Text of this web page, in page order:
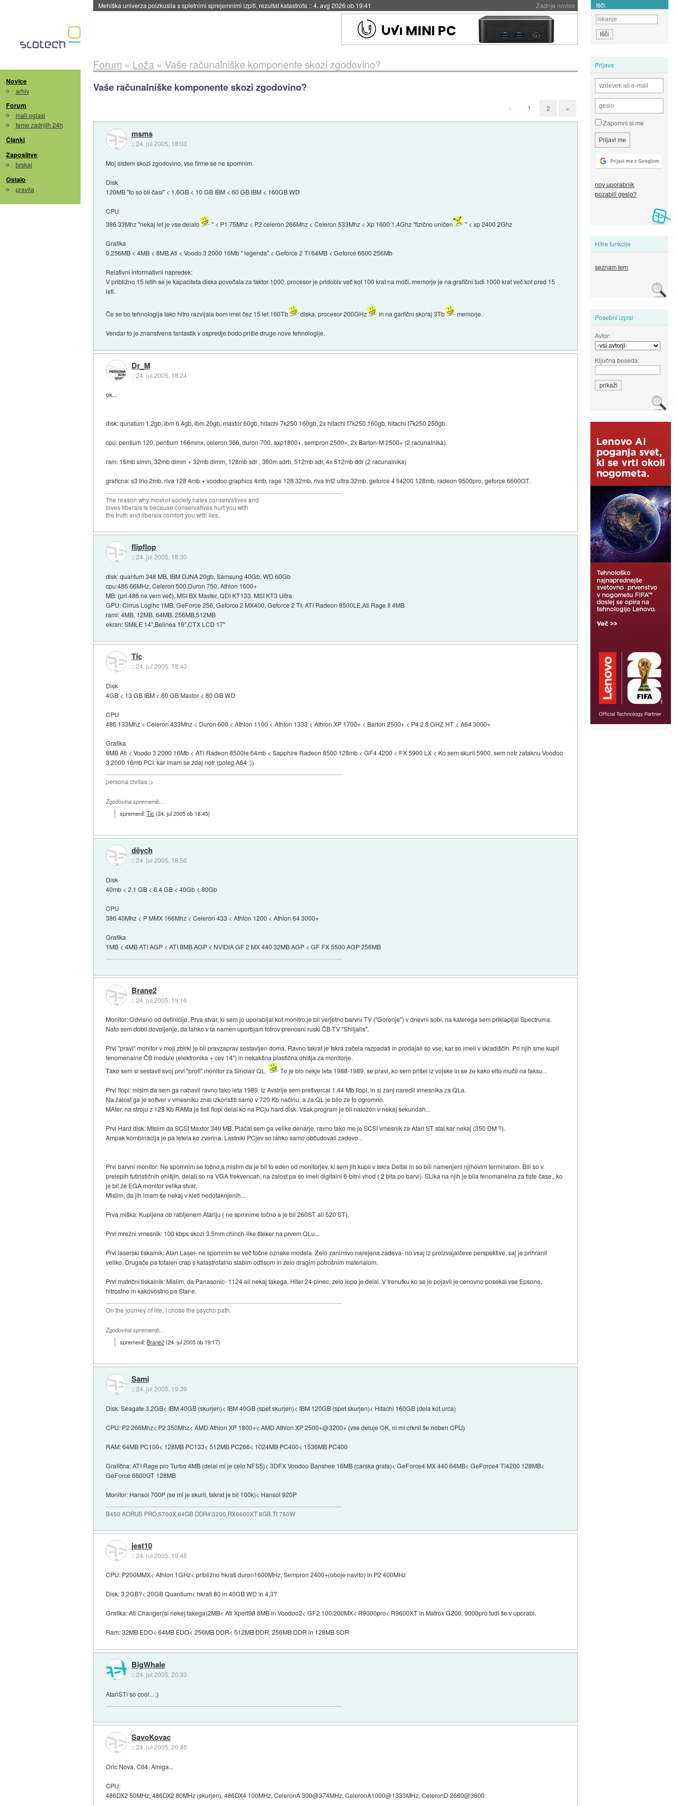
Zadnje novice
Evropska vesoljska agencija razvija svojo raketo za večkratno uporabo::4. avg 2026 ob 19:41 Išči:
Novice
arhiv
Forum
mali oglasi
teme zadnjih 24h
Članki
Zaposlitve
brskaj
Ostalo
pravila
Prijava
Zapomni si me
nov uporabnik
pozabili geslo?
Hitre funkcije
seznam tem
Posebni izpisi
Avtor:
Ključna beseda:
Forum » Loža» Vaše računalniške komponente skozi zgodovino?
Vaše računalniške komponente skozi zgodovino?
« 1 2 »
msms
::24. jul 2005, 18:03
Moj sistem skozi zgodovino, vse firme se ne spomnim.
Disk
120MB "to so bli časi" < 1,6GB < 10 GB IBM < 60 GB IBM < 160GB WD
CPU
386 33Mhz "nekaj let je vse delalo
" < P1 75Mhz < P2 celeron 266Mhz < Celeron 533Mhz < Xp 1600 1,4Ghz "fizično uničen " < xp 2400 2Ghz
Grafika
0,256MB < 4MB < 8MB Ati < Voodo 3 2000 16Mb " legenda" < Geforce 2 TI 64MB < Geforce 6600 256Mb
Relativni informativni napredek:
V približno 15 letih se je kapaciteta diska povečala za faktor 1000, procesor je pridobiv več kot 100 krat na moči, memorje je na grafični tudi 1000 krat več kot pred 15
leti.
Če se bo tehnologija tako hitro razvijala bom imel čez 15 let 160Tb diska, procesor 200GHz in na garfični skoraj 3Tb memorje.
Vendar to je znanstvena fantastik v ospredje bodo prišle druge nove tehnologije.
Dr_M
::24. jul 2005, 18:24
ok...
disk: qunatum 1.2gb, ibm 6.4gb, ibm 20gb, maxtor 60gb, hitachi 7k250 160gb, 2x hitachi t7k250 160gb, hitachi t7k250 250gb.
cpu: pentium 120, pentium 166mmx, celeron 366, duron 700, axp1800+, sempron 2500+, 2x Barton-M 2500+ (2 racunalnika).
ram: 16mb simm, 32mb dimm + 32mb dimm, 128mb sdr , 360m sdrb, 512mb sdr, 4x 512mb ddr (2 racunalnika)
graficna: s3 trio 2mb, riva 128 4mb + voodoo graphics 4mb, rage 128 32mb, riva tnt2 ultra 32mb, geforce 4 ti4200 128mb, radeon 9500pro, geforce 6600GT.
The reason why most of society hates conservatives and
loves liberals is because conservatives hurt you with
the truth and liberals comfort you with lies.
flipflop
::24. jul 2005, 18:30
disk: quantum 348 MB, IBM DJNA 20gb, Samsung 40Gb, WD 60Gb
cpu:486 66MHz, Celeron 500,Duron 750, Athlon 1600+
MB: (pri 486 ne vem več), MSI BX Master, QDI KT133, MSI KT3 Ultra
GPU: Cirrus Logihc 1MB, GeForce 256, Geforce 2 MX400, Geforce 2 TI, ATI Radeon 8500LE,Ati Rage II 4MB
rami: 4MB, 12MB, 64MB, 256MB,512MB
ekran: SMILE 14",Belinea 19",CTX LCD 17"
Tic
::24. jul 2005, 18:43
Disk
4GB < 13 GB IBM < 80 GB Maxtor < 80 GB WD
CPU
486 133Mhz < Celeron 433Mhz < Duron 600 < Athlon 1100 < Athlon 1333 < Athlon XP 1700+ < Barton 2500+ < P4 2.8 GHZ HT < A64 3000+
Grafika
8MB Ati < Voodo 3 2000 16Mb < ATi Radeon 8500le 64mb < Sapphire Radeon 8500 128mb < GF4 4200 < FX 5900 LX < Ko sem skuril 5900, sem notr zataknu Voodoo
3 2000 16mb PCI, kar imam se zdaj notr (poleg A64 :))
persona civitas ;>
Zgodovina sprememb…
spremenil:Tic(24. jul 2005 ob 18:45)
dëych
::24. jul 2005, 18:56
Disk
40mb < 2.1 GB < 6.4 GB < 40Gb < 80Gb
CPU
386 40Mhz < P MMX 166Mhz < Celeron 433 < Athlon 1200 < Athlon 64 3000+
Grafika
1MB < 4MB ATI AGP < ATI 8MB AGP < NVIDIA GF 2 MX 440 32MB AGP < GF FX 5500 AGP 256MB
Brane2
::24. jul 2005, 19:16
Monitor: Odvisno od definicije. Prva stvar, ki sem jo uporabljal kot monitro,je bil verjetno barvni TV ("Gorenje") v dnevni sobi, na katerega sem priklapljal Spectruma.
Nato sem dobil dovoljenje, da lahko v ta namen uporbjam fotrov prenosni ruski ČB TV "Shiljalis".
Prvi "pravi" monitor v moji zbirki je bil pravzaprav sestavljen doma. Ravno takrat je Iskra začela razpadati in prodajali so vse, kar so imeli v skladiščih. Pri njih sme kupil
fenomenalne ČB module (elektronika + cev 14") in nekakšna plastična ohišja za monitorje.
Tako sem si sestavil svoj prvi "profi" monitor za Sinclair QL.
To je blo nekje leta 1988-1989, se pravi, ko sem prišel iz vojske in se že kako elto mučil na faksu...
Prvi flopi: mislm da sem ga nabavil ravno tako leta 1989. Iz Avstrije sem prešvercal 1.44 Mb flopi, in si zanj naredil vmesnika za QLa.
Na žalost ga je softver v vmesniku znal izkoristiti samo v 720 Kb načinu, a za QL je bilo že to ogromno.
MAter, na stroju z 128 Kb RAMa je tisti flopi delal ko na PCju hard disk. Vsak program je bil naložen v nekaj sekundah...
Prvi Hard disk: MIslim da SCSI Maxtor 340 MB. Plačal sem ga velike denarje, ravno tako me je SCSI vmesnik za Atari ST stal kar nekaj (350 DM ?).
Ampak kombinacija je pa letela ko zverina. Lastniki PCjev so lahko samo občudovali zadevo...
Prvi barvni monitor: Ne spomnim se točno,a mislim da je bil to eden od monitorjev, ki sem jih kupil v Iskra Deltai in so bili namenjeni njihovim terminalom. Bili so v
prelepih futirističnih ohišjih, delali so na VGA frekvencah, na žalost pa so imeli digitalni 6-bitni vhod ( 2 bita po barvi). SLika na njih je bila fenomanelna za tiste čase,, ko
je bil že EGA monitor velika stvar.
Mislim, da jih imam še nekaj v kleti nedotaknjenih...
Prva miška: Kupljena ob rabljenem Atariju ( ne spmnime točno a je bil 260ST ali 520 ST).
Prvi mrežni vmesnik: 100 kbps skozi 3.5mm chinch-like šteker na prvem QLu...
Prvi laserski tiskalnik: Atari Laser- ne spomnim se več točne oznake modela. Zelo zanimivo narejena zadeva- no vsaj iz proizvajalčeve perspektive, saj je prihranil
veliko. Drugače pa totalen crap s katastrofalno slabim odtisom in zelo dragim potrošnim materialom.
Prvi matrični tiskalnik: Mislim, da Panasonic- 1124 ali nekaj takega. Hiter 24-pinec, zelo lepo je delal. V trenutku ko se je pojavil je cenovno posekal vse Epsone,
hitrostno in kakovostno pa Star-e.
On the journey of life, I chose the psycho path.
Zgodovina sprememb…
spremenil:Brane2(24. jul 2005 ob 19:17)
Sami
::24. jul 2005, 19:39
Disk: Seagate 3,2GB< IBM 40GB (skurjen)< IBM 40GB (spet skurjen)< IBM 120GB (spet skurjen)< Hitachi 160GB (dela kot urca)
CPU: P2 266Mhz< P2 350Mhz< AMD Athlon XP 1800+< AMD Athlon XP 2500+@3200+ (vse deluje OK, ni mi crknil še noben CPU)
RAM: 64MB PC100< 128MB PC133< 512MB PC266< 1024MB PC400< 1536MB PC400
Grafična: ATI Rage pro Turbo 4MB (delal mi je celo NFS5)< 3DFX Voodoo Banshee 16MB (carska grafa)< GeForce4 MX 440 64MB< GeForce4 Ti4200 128MB<
GeForce 6600GT 128MB
Monitor: Hansol 700P (se mi je skuril, takrat je bil 100k)< Hansol 920P
B450 AORUS PRO,5700X,64GB DDR4\3200,RX6600XT 8GB,Tt 750W
jest10
::24. jul 2005, 19:48
CPU: P200MMX< Athlon 1GHz< približno hkrati duron1600MHz, Sempron 2400+(oboje navito) in P2 400MHz
Disk: 3,2GB?< 20GB Quantium< hkrati 80 in 40GB WD in 4,3?
Grafika: Ati Changer(al nekej takega)2MB< Ati Xpert98 8MB in Voodoo2< GF2 100/200MX< R9000pro< R9600XT in Matrox G200, 9000pro tudi še v uporabi.
Ram: 32MB EDO< 64MB EDO< 256MB DDR< 512MB DDR, 256MB DDR in 128MB SDR
BigWhale
::24. jul 2005, 20:33
AtariSTi so cool... ;)
SavoKovac
::24. jul 2005, 20:46
Oric Nova, C64, Amiga...
CPU:
486DX2 50MHz, 486DX2 80MHz (skurjen), 486DX4 100MHz, CeleronA 300@374MHz, CeleronA1000@1333MHz, CeleronD 2660@3600